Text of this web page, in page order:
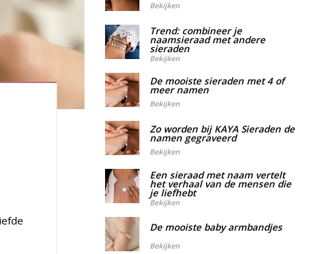
Bekijken
Trend: combineer je
naamsieraad met andere
sieraden
Bekijken
De mooiste sieraden met 4 of
meer namen
Bekijken
Zo worden bij KAYA Sieraden de
namen gegraveerd
Bekijken
Een sieraad met naam vertelt
het verhaal van de mensen die
je liefhebt
Bekijken
De mooiste baby armbandjes
Bekijken